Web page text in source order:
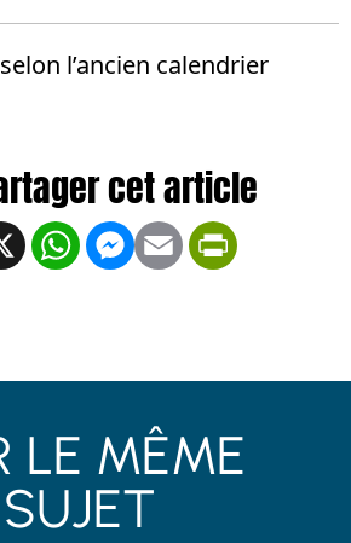
l’ancien calendrier
X WhatsApp
Messenger
Email
LE MÊME
SUJET